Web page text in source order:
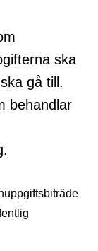
ska
gå till.
behandlar